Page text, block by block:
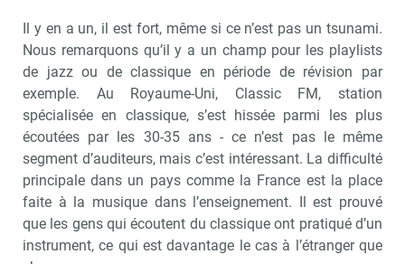
Il y en a un, il est fort, même si ce n’est pas un tsunami.
Nous remarquons qu’il y a un champ pour les playlists
de jazz ou de classique en période de révision par
exemple. Au Royaume-Uni, Classic FM, station
spécialisée en classique, s’est hissée parmi les plus
écoutées par les 30-35 ans - ce n’est pas le même
segment d’auditeurs, mais c’est intéressant. La difficulté
principale dans un pays comme la France est la place
faite à la musique dans l’enseignement. Il est prouvé
que les gens qui écoutent du classique ont pratiqué d’un
instrument, ce qui est davantage le cas à l’étranger que